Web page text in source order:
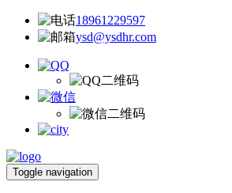
18961229597
ysd@ysdhr.com
Toggle navigation